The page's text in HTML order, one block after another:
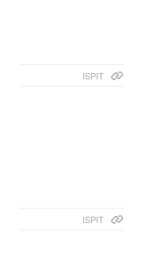
ISPIT
ISPIT